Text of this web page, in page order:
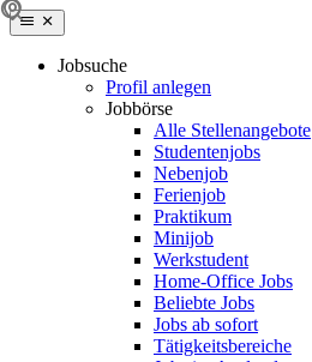
Jobsuche
Profil anlegen
Jobbörse
Alle Stellenangebote
Studentenjobs
Nebenjob
Ferienjob
Praktikum
Minijob
Werkstudent
Home-Office Jobs
Beliebte Jobs
Jobs ab sofort
Tätigkeitsbereiche